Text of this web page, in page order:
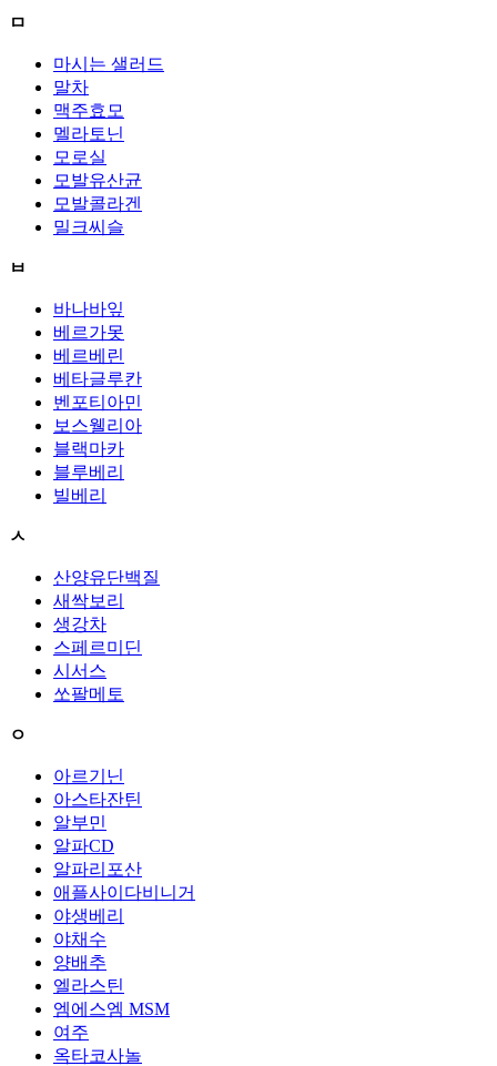
ㅁ
마시는 샐러드
말차
맥주효모
멜라토닌
모로실
모발유산균
모발콜라겐
밀크씨슬
ㅂ
바나바잎
베르가못
베르베린
베타글루칸
벤포티아민
보스웰리아
블랙마카
블루베리
빌베리
ㅅ
산양유단백질
새싹보리
생강차
스페르미딘
시서스
쏘팔메토
ㅇ
아르기닌
아스타잔틴
알부민
알파CD
알파리포산
애플사이다비니거
야생베리
야채수
양배추
엘라스틴
엠에스엠 MSM
여주
옥타코사놀